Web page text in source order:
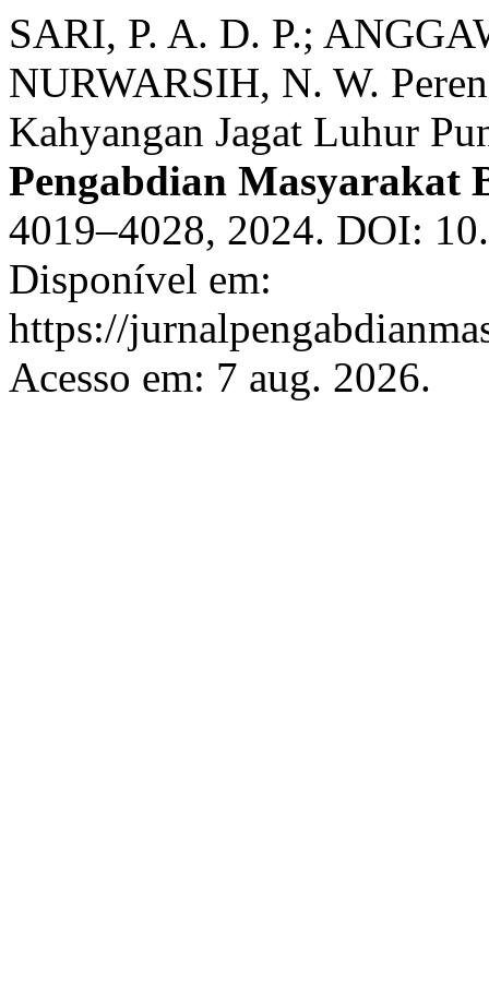
SARI, P. A. D. P.;
NURWARSIH, N. W.
Kahyangan Jagat Luhur
Pengabdian Masyarakat
4019–4028, 2024. DOI:
Disponível em:
https://
Acesso em: 7 aug. 2026.